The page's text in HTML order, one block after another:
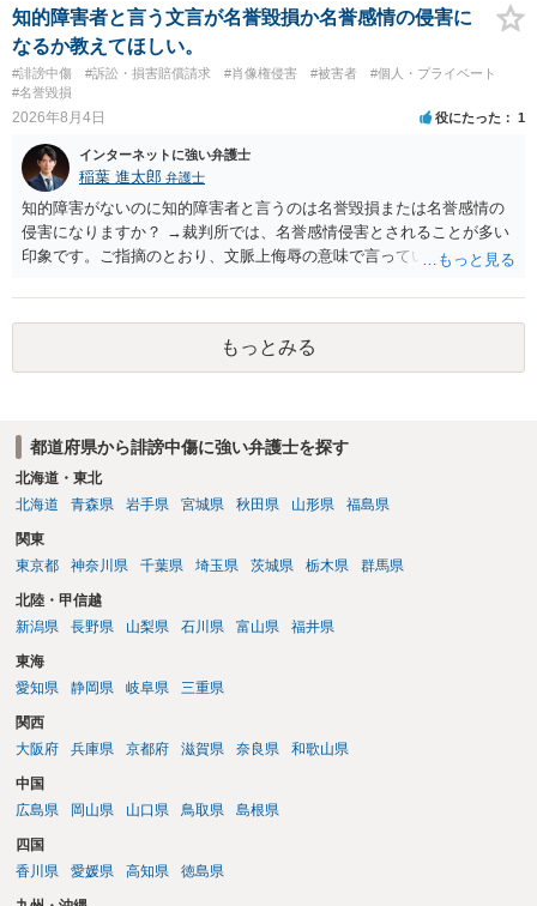
知的障害者と言う文言が名誉毀損か名誉感情の侵害に
なるか教えてほしい。
#誹謗中傷 #訴訟・損害賠償請求 #肖像権侵害 #被害者
#個人・プライベート
#名誉毀損
2026年8月4日 役にたった 1
インターネットに強い弁護士
稲葉 進太郎 弁護士
知的障害がないのに知的障害者と言うのは名誉毀損または名誉感情の
侵害になりますか？ →裁判所では、名誉感情侵害とされることが多い
印象です。ご指摘のとおり、文脈上侮辱の意味で言っている点も加味
もっとみる
都道府県から誹謗中傷に強い弁護士を探す
北海道・東北
北海道
青森県 岩手県 宮城県 秋田県 山形県 福島県
関東
東京都
神奈川県 千葉県 埼玉県 茨城県 栃木県 群馬県
北陸・甲信越
新潟県
長野県 山梨県 石川県 富山県 福井県
東海
愛知県
静岡県 岐阜県 三重県
関西
大阪府
兵庫県 京都府 滋賀県 奈良県 和歌山県
中国
広島県
岡山県 山口県 鳥取県 島根県
四国
香川県
愛媛県 高知県 徳島県